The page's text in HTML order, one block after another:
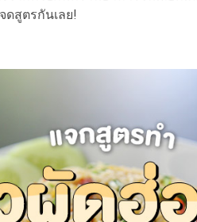
สูตรกันเลย!